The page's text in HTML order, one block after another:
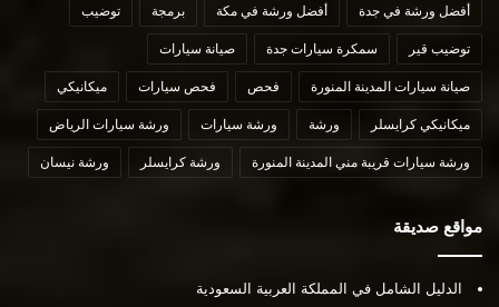
أفضل ورشة في جدة أفضل ورشة في مكة برمجة توضيب
توضيب قير سمكرة سيارات جدة صيانة سيارات
صيانة سيارات المدينة المنورة فحص فحص سيارات ميكانيكي
ميكانيكي كرايسلر ورشة ورشة سيارات ورشة سيارات الرياض
ورشة سيارات قريبة مني المدينة المنورة ورشة كرايسلر ورشة نيسان
مواقع صديقة
الدليل الشامل في المملكة العربية السعودية